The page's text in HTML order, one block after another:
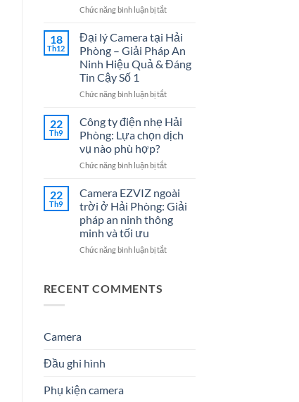
Chuyên
Giải
Pháp
Tối
Năm
2026
Chức năng bình luận bị tắtở
Ty
Điện
Nhẹ
Hải
7
Vụ
Hệ
Thống
Nhẹ
Tín
Cho
Doanh
Nghiệp
Gia
18
Th12
Đại lý Camera tại Hải
Phòng – Giải Pháp An
Ninh Hiệu Quả & Đáng
Tin Cậy Số 1
Chức năng bình luận bị tắtở
lý
Camera
tại
Phòng
Giải
Pháp
An
Ninh
Quả
22
Th9
Công ty điện nhẹ Hải
Phòng: Lựa chọn dịch
vụ nào phù hợp?
Chức năng bình luận bị tắtở
điện
nhẹ
Hải
Lựa
22
Th9
Camera EZVIZ ngoài
trời ở Hải Phòng: Giải
pháp an ninh thông
minh và tối ưu
Chức năng bình luận bị tắtở
RECENT COMMENTS
Camera
Đầu ghi hình
Phụ kiện camera